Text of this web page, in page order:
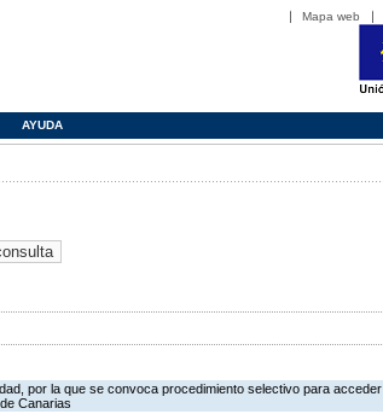
Mapa web
AYUDA
por la que se convoca procedimiento selectivo para acceder
Canarias